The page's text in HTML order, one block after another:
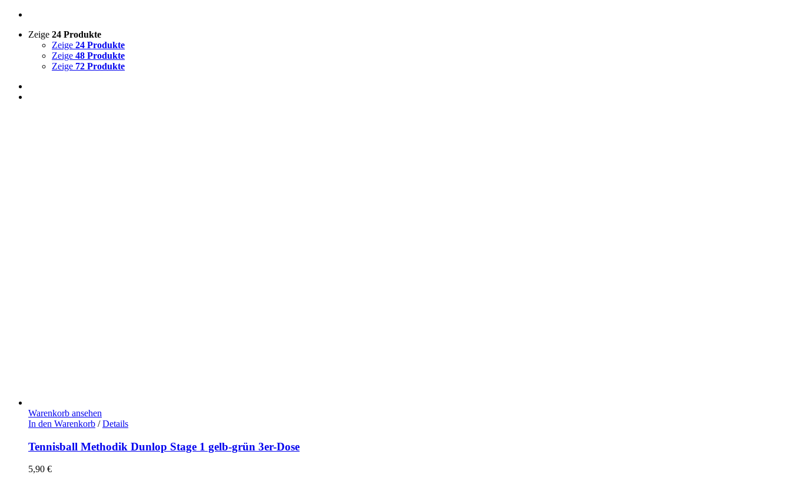
Produkt-Kategorien
Produkt Schlagwörter
Zeige 24 Produkte
Zeige 24 Produkte
Zeige 48 Produkte
Zeige 72 Produkte
Warenkorb ansehen
In den Warenkorb / Details
Tennisball Methodik Dunlop Stage 1 gelb-grün 3er-Dose
5,90 €